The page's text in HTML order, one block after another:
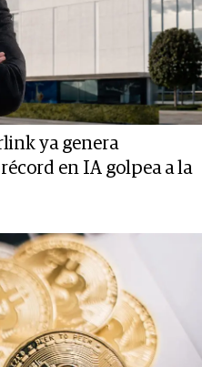
ya genera
en IA golpea a la